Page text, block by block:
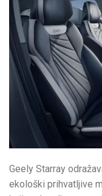
Geely Starray
ekološki prihvatljive